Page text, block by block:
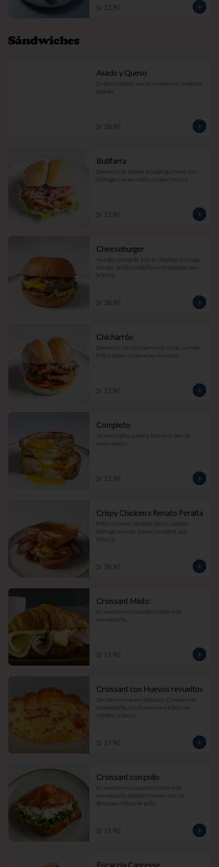
S/ 12.90
Sándwiches
Asado y Queso
En pan ciabatta, queso, mayonesa, mostaza,
cebolla.
S/ 28.90
Butifarra
Sándwich de jamón del país gourmet, con
lechuga y salsa criolla, en pan francés.
S/ 23.90
Cheeseburger
Hamburguesa de 200 gr, cheddar, lechuga,
tomate, pickles, cebolla caramelizada, pan
brioche.
S/ 28.90
Chicharrón
Sándwich con chicharrón de cerdo, camote
frito y salsa criolla en pan francés.
S/ 23.90
Completo
Jamón inglés, queso y huevo en pan de
masa madre.
S/ 23.90
Crispy Chicken x Renato Peralta
Pollo crocante, cheddar, tocino, pickles,
lechuga, tomate, honey mustard, pan
brioche.
S/ 28.90
Croissant Mixto
En nuestro reconocido croissant de
mantequilla.
S/ 19.90
Croissant con Huevos revueltos
Servido en nuestro delicioso Croissant de
mantequilla, con huevos revueltos con
cheddar y tocino
S/ 19.90
Croissant con pollo
En nuestro reconocido croissant de
mantequilla al estilo francés, con un
delicioso relleno de pollo.
S/ 19.90
Focaccia Capresse